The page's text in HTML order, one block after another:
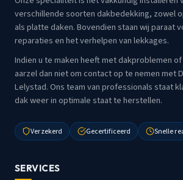
verschillende soorten dakbedekking, zowel
als platte daken. Bovendien staan wij paraat
reparaties en het verhelpen van lekkages.
Indien u te maken heeft met dakproblemen
aarzel dan niet om contact op te nemen met
Lelystad. Ons team van professionals staat
dak weer in optimale staat te herstellen.
Verzekerd Gecertificeerd Snelle
SERVICES